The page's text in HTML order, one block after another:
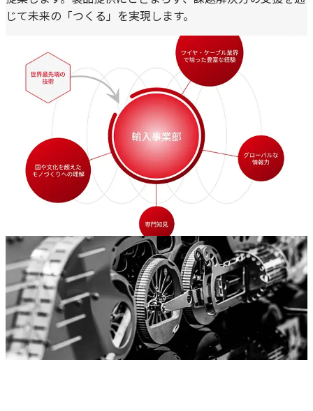
じて未来の「つくる」を実現します。